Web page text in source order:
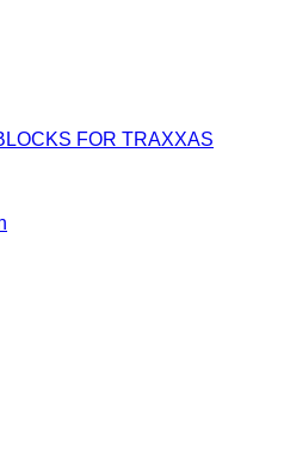
FOR TRAXXAS